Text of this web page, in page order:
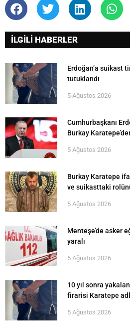
İLGİLİ HABERLER
Erdoğan’a suikast
tutuklandı
5 Ağustos 2026
Cumhurbaşkanı
Burkay
5 Ağustos 2026
Burkay Karatepe
ve suikasttaki
5 Ağustos 2026
Menteşe’de asker
yaralı
5 Ağustos 2026
10 yıl sonra
firarisi Karatepe
5 Ağustos 2026